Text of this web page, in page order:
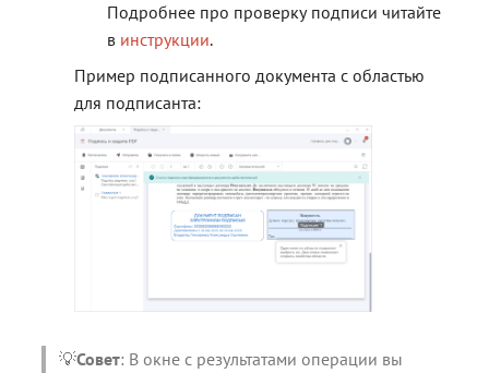
Подробнее про проверку подписи читайте
в инструкции.
Пример подписанного документа с областью
для подписанта:
💡Совет: В окне с результатами операции вы